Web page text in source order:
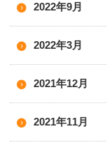
2022年9月
2022年3月
2021年12月
2021年11月